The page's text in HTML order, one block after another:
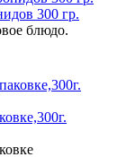
300 гр.
блюдо.